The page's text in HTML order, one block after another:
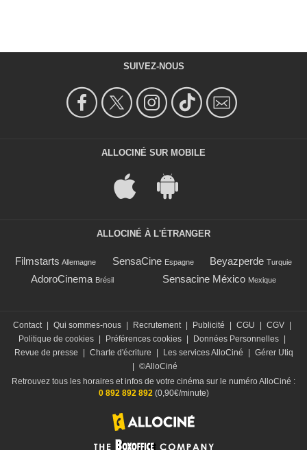
SUIVEZ-NOUS
ALLOCINÉ SUR MOBILE
ALLOCINÉ À L'ÉTRANGER
Filmstarts Allemagne SensaCine Espagne Beyazperde Turquie
AdoroCinema Brésil Sensacine México Mexique
Contact | Qui sommes-nous | Recrutement | Publicité | CGU | CGV |
Politique de cookies | Préférences cookies | Données Personnelles |
Revue de presse
| Charte d'écriture | Les services AlloCiné | Gérer Utiq
| ©AlloCiné
Retrouvez tous les horaires et infos de votre cinéma sur le numéro AlloCiné :
0 892 892 892(0,90€/minute)